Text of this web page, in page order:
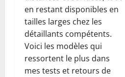
en restant disponibles en
tailles larges chez les
détaillants compétents.
Voici les modèles qui
ressortent le plus dans
mes tests et retours de